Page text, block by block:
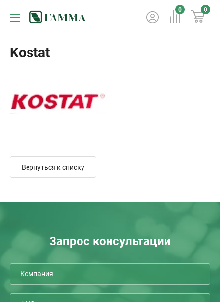
0 0
Kostat
Вернуться к списку
Запрос консультации